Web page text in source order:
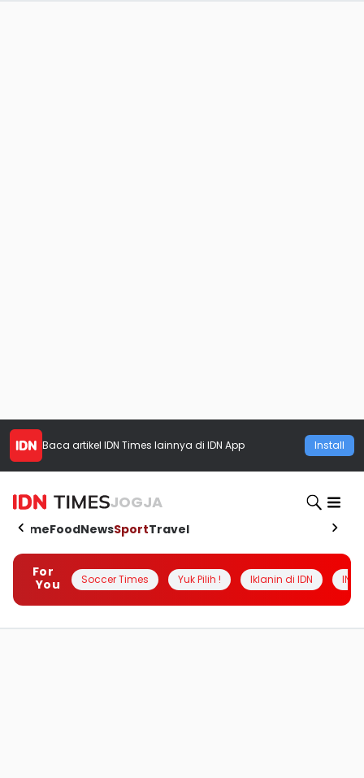
Baca artikel IDN Times lainnya di IDN App Install
JOGJA
HomeFoodNewsSportTravel
For
You
Soccer Times Yuk Pilih ! Iklanin di IDN